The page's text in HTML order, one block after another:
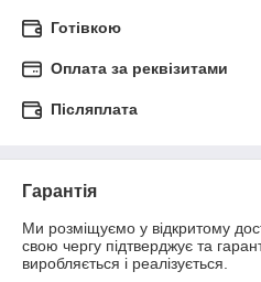
Готівкою
Оплата за реквізитами
Післяплата
Гарантія
Ми розміщуємо у відкритому
свою чергу підтверджує та
виробляється і реалізується.